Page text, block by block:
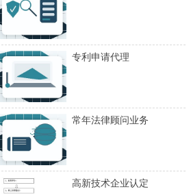
专利申请代理
常年法律顾问业务
高新技术企业认定